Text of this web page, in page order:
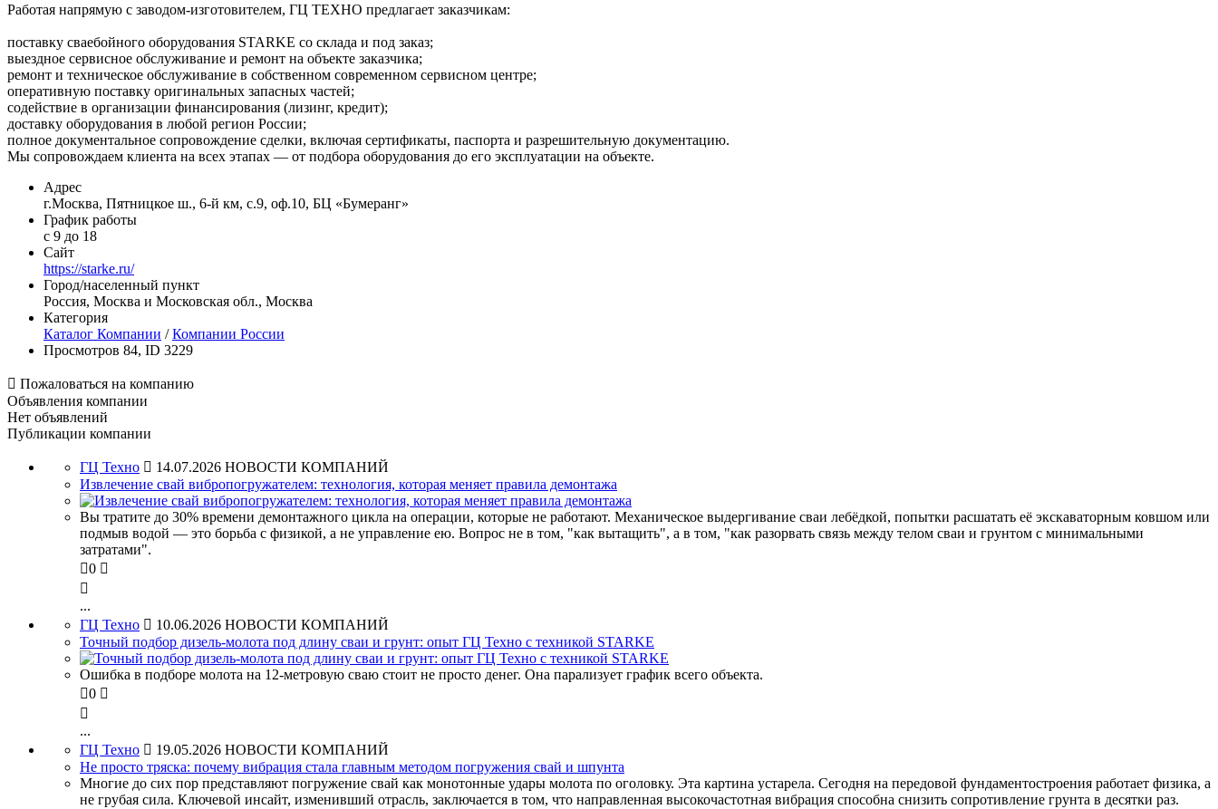
Работая напрямую с заводом-изготовителем, ГЦ ТЕХНО предлагает заказчикам:
поставку сваебойного оборудования STARKE со склада и под заказ;
выездное сервисное обслуживание и ремонт на объекте заказчика;
ремонт и техническое обслуживание в собственном современном сервисном центре;
оперативную поставку оригинальных запасных частей;
содействие в организации финансирования (лизинг, кредит);
доставку оборудования в любой регион России;
полное документальное сопровождение сделки, включая сертификаты, паспорта и разрешительную документацию.
Мы сопровождаем клиента на всех этапах — от подбора оборудования до его эксплуатации на объекте.
Адрес
г.Москва, Пятницкое ш., 6‑й км, с.9, оф.10, БЦ «Бумеранг»
График работы
с 9 до 18
Сайт
https://starke.ru/
Город/населенный пункт
Россия, Москва и Московская обл., Москва
Категория
Каталог Компании /Компании России
Просмотров 84, ID 3229
 Пожаловаться на компанию
Объявления компании
Нет объявлений
Публикации компании
ГЦ Техно  14.07.2026 НОВОСТИ КОМПАНИЙ
Извлечение свай вибропогружателем: технология, которая меняет правила демонтажа
Вы тратите до 30% времени демонтажного цикла на операции, которые не работают. Механическое выдергивание сваи лебёдкой, попытки расшатать её экскаваторным ковшом или
подмыв водой — это борьба с физикой, а не управление ею. Вопрос не в том, "как вытащить", а в том, "как разорвать связь между телом сваи и грунтом с минимальными
затратами".
0 

...
ГЦ Техно  10.06.2026 НОВОСТИ КОМПАНИЙ
Точный подбор дизель-молота под длину сваи и грунт: опыт ГЦ Техно с техникой STARKE
Ошибка в подборе молота на 12-метровую сваю стоит не просто денег. Она парализует график всего объекта.
0 

...
ГЦ Техно  19.05.2026 НОВОСТИ КОМПАНИЙ
Не просто тряска: почему вибрация стала главным методом погружения свай и шпунта
Многие до сих пор представляют погружение свай как монотонные удары молота по оголовку. Эта картина устарела. Сегодня на передовой фундаментостроения работает физика, а
не грубая сила. Ключевой инсайт, изменивший отрасль, заключается в том, что направленная высокочастотная вибрация способна снизить сопротивление грунта в десятки раз.